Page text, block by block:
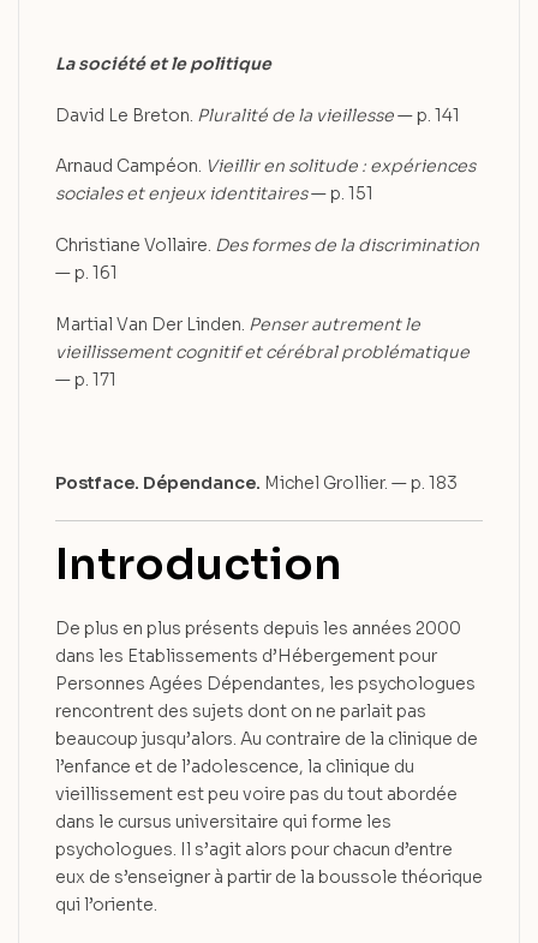
La société et le politique
David Le Breton. Pluralité de la vieillesse— p. 141
Arnaud Campéon. Vieillir en solitude : expériences
sociales et enjeux identitaires— p. 151
Christiane Vollaire. Des formes de la discrimination
— p. 161
Martial Van Der Linden. Penser autrement le
vieillissement cognitif etcérébral problématique
— p. 171
Postface. Dépendance. Michel Grollier. — p. 183
Introduction
De plus en plus présents depuis les années 2000
dans les Etablissements d’Hébergement pour
Personnes Agées Dépendantes, les psychologues
rencontrent des sujets dont on ne parlait pas
beaucoup jusqu’alors. Au contraire de la clinique de
l’enfance et de l’adolescence, la clinique du
vieillissement est peu voire pas du tout abordée
dans le cursus universitaire qui forme les
psychologues. Il s’agit alors pour chacun d’entre
eux de s’enseigner à partir de la boussole théorique
qui l’oriente.